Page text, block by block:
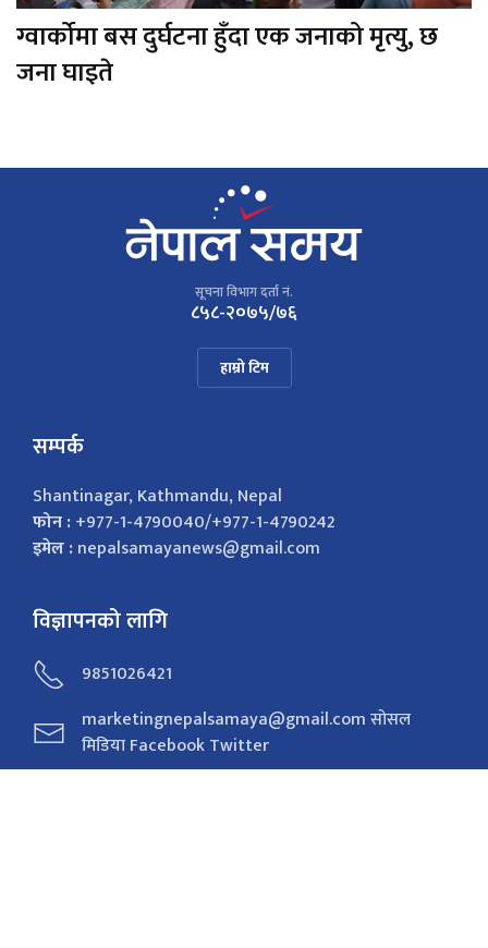
ग्वार्कोमा बस दुर्घटना हुँदा एक जनाको मृत्यु, छ
जना घाइते
सूचना विभाग दर्ता नं.
८५८-२०७५/७६
हाम्रो टिम
सम्पर्क
Shantinagar, Kathmandu, Nepal
फोन :+977-1-4790040/+977-1-4790242
इमेल :nepalsamayanews@gmail.com
विज्ञापनको लागि
9851026421
marketingnepalsamaya@gmail.com सोसल
मिडिया Facebook Twitter